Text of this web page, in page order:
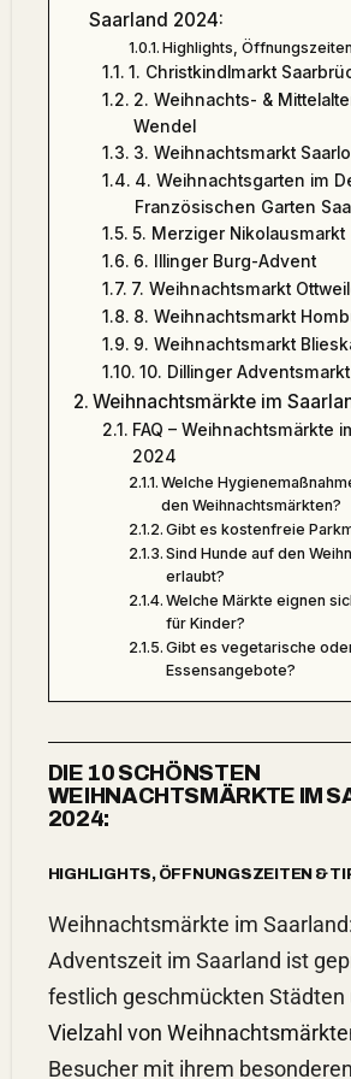
Saarland 2024:
Highlights,
1. Christkindlmarkt
2. Weihnachts- &
Wendel
3. Weihnachtsmarkt
4. Weihnachtsgarten im
Französischen Garten
5. Merziger Nikolausmarkt
6. Illinger Burg-Advent
7. Weihnachtsmarkt
8. Weihnachtsmarkt
9. Weihnachtsmarkt
10. Dillinger Adventsmarkt
Weihnachtsmärkte im
FAQ – Weihnachtsmärkte
2024
Welche
den Weihnachtsmärkten?
Gibt es kostenfreie
Sind Hunde auf den
erlaubt?
Welche Märkte eignen
für Kinder?
Gibt es vegetarische
Essensangebote?
DIE 10 SCHÖNSTEN
WEIHNACHTSMÄRKTE IM
2024:
HIGHLIGHTS, ÖFFNUNGSZEITEN &
Weihnachtsmärkte im Saarland: Die
Adventszeit im Saarland ist
festlich geschmückten Städten
Vielzahl von
Besucher mit ihrem